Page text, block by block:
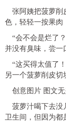
张阿姨把菠萝削
色，轻轻一按果肉
“会不会是烂了
并没有臭味， 尝一
“这买得太值了
另一个菠萝削皮切
创意图片 图文无
菠萝汁喝下去没
卫生间 ，但因为